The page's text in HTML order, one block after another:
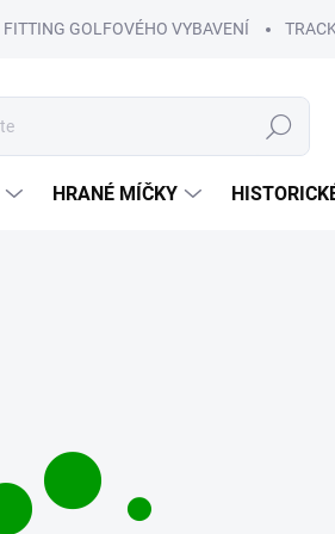
FITTING GOLFOVÉHO VYBAVENÍ
Hledat
HRANÉ MÍČKY